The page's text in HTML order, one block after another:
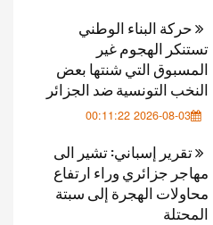
حركة البناء الوطني
تستنكر الهجوم غير
المسبوق التي شنتها بعض
النخب التونسية ضد الجزائر
2026-08-03 00:11:22
تقرير إسباني: تشير الى
مهاجر جزائري وراء ارتفاع
محاولات الهجرة إلى سبتة
المحتلة